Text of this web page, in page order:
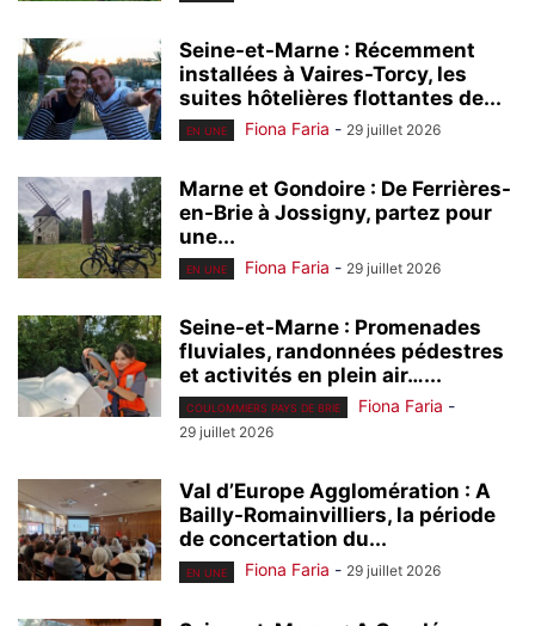
Seine-et-Marne : Récemment
installées à Vaires-Torcy, les
suites hôtelières flottantes de...
EN UNE Fiona Faria - 29 juillet 2026
Marne et Gondoire : De Ferrières-
en-Brie à Jossigny, partez pour
une...
EN UNE Fiona Faria - 29 juillet 2026
Seine-et-Marne : Promenades
fluviales, randonnées pédestres
et activités en plein air…...
COULOMMIERS PAYS DE BRIE Fiona Faria -
29 juillet 2026
Val d’Europe Agglomération : A
Bailly-Romainvilliers, la période
de concertation du...
EN UNE Fiona Faria - 29 juillet 2026